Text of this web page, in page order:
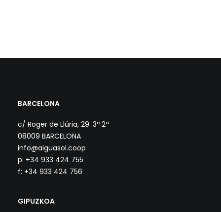
BARCELONA
c/ Roger de Llúria, 29. 3º 2ª
08009 BARCELONA
info@aiguasol.coop
p: +34 933 424 755
f: +34 933 424 756
GIPUZKOA